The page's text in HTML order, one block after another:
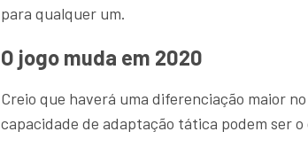
para qualquer um.
O jogo muda em 2020
Creio que haverá uma diferenciação maior
capacidade de adaptação tática podem ser o